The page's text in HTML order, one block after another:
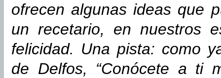
ofrecen algunas ideas que
un recetario, en nuestros
felicidad. Una pista: como
de Delfos, “Conócete a ti